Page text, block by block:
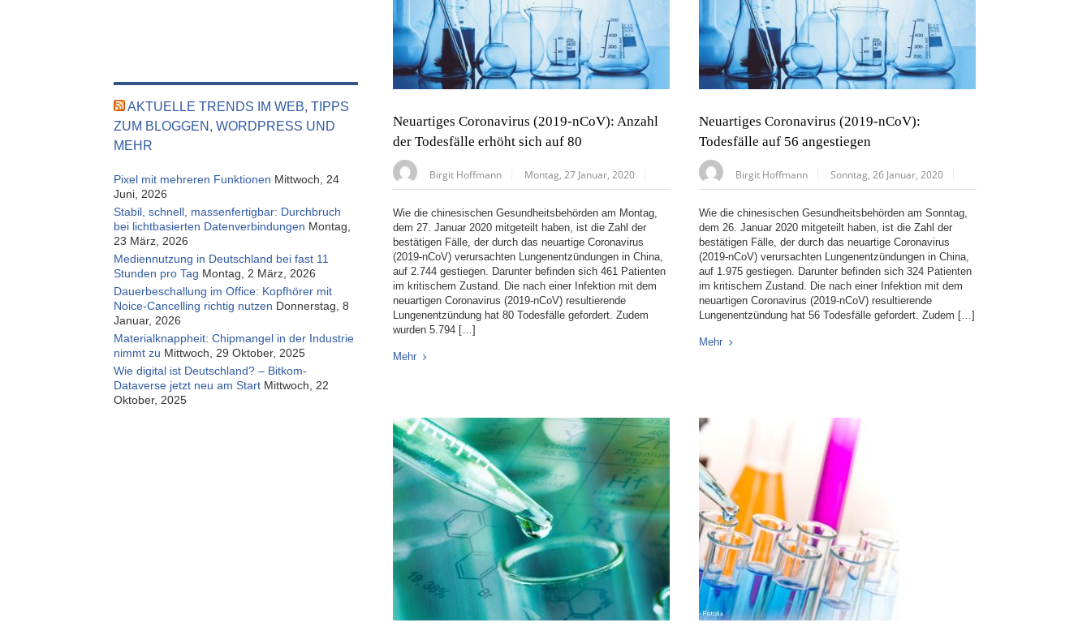
Neuartiges Coronavirus (2019-nCoV): Anzahl
der Todesfälle erhöht sich auf 80
Birgit Hoffmann Montag, 27 Januar, 2020
Wie die chinesischen Gesundheitsbehörden am Montag,
dem 27. Januar 2020 mitgeteilt haben, ist die Zahl der
bestätigen Fälle, der durch das neuartige Coronavirus
(2019-nCoV) verursachten Lungenentzündungen in China,
auf 2.744 gestiegen. Darunter befinden sich 461 Patienten
im kritischem Zustand. Die nach einer Infektion mit dem
neuartigen Coronavirus (2019-nCoV) resultierende
Lungenentzündung hat 80 Todesfälle gefordert. Zudem
wurden 5.794 […]
Mehr
Neuartiges Coronavirus (2019-nCoV):
Todesfälle auf 56 angestiegen
Birgit Hoffmann Sonntag, 26 Januar, 2020
Wie die chinesischen Gesundheitsbehörden am Sonntag,
dem 26. Januar 2020 mitgeteilt haben, ist die Zahl der
bestätigen Fälle, der durch das neuartige Coronavirus
(2019-nCoV) verursachten Lungenentzündungen in China,
auf 1.975 gestiegen. Darunter befinden sich 324 Patienten
im kritischem Zustand. Die nach einer Infektion mit dem
neuartigen Coronavirus (2019-nCoV) resultierende
Lungenentzündung hat 56 Todesfälle gefordert. Zudem […]
Mehr
AKTUELLE TRENDS IM WEB, TIPPS
ZUM BLOGGEN, WORDPRESS UND
MEHR
Pixel mit mehreren Funktionen Mittwoch, 24
Juni, 2026
Stabil, schnell, massenfertigbar: Durchbruch
bei lichtbasierten Datenverbindungen Montag,
23 März, 2026
Mediennutzung in Deutschland bei fast 11
Stunden pro Tag Montag, 2 März, 2026
Dauerbeschallung im Office: Kopfhörer mit
Noice-Cancelling richtig nutzen Donnerstag, 8
Januar, 2026
Materialknappheit: Chipmangel in der Industrie
nimmt zu Mittwoch, 29 Oktober, 2025
Wie digital ist Deutschland? – Bitkom-
Dataverse jetzt neu am Start Mittwoch, 22
Oktober, 2025